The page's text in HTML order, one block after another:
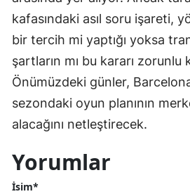
kafasındaki asıl soru işareti,
bir tercih mi yaptığı yoksa
şartların mı bu kararı zorunlu
Önümüzdeki günler,
sezondaki oyun planının
alacağını netleştirecek.
Yorumlar
İsim*